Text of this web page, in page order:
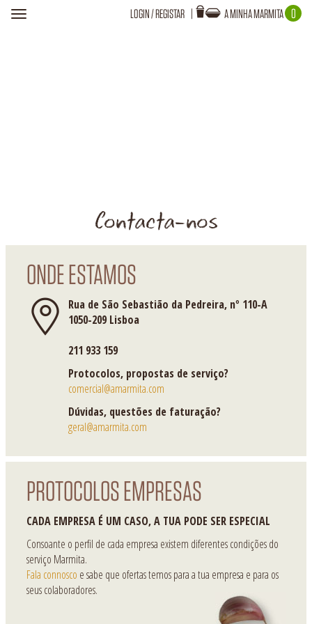
Toggle
A MINHA MARMITA 0
LOGIN/REGISTAR
Contacta-nos
ONDE ESTAMOS
Rua de São Sebastião da Pedreira, nº 110-A
1050-209 Lisboa
211 933 159
Protocolos, propostas de serviço?
comercial@amarmita.com
Dúvidas, questões de faturação?
geral@amarmita.com
PROTOCOLOS EMPRESAS
CADA EMPRESA É UM CASO, A TUA PODE SER ESPECIAL
Consoante o perfil de cada empresa existem diferentes condições do
serviço Marmita.
Fala connosco e sabe que ofertas temos para a tua empresa e para os
seus colaboradores.